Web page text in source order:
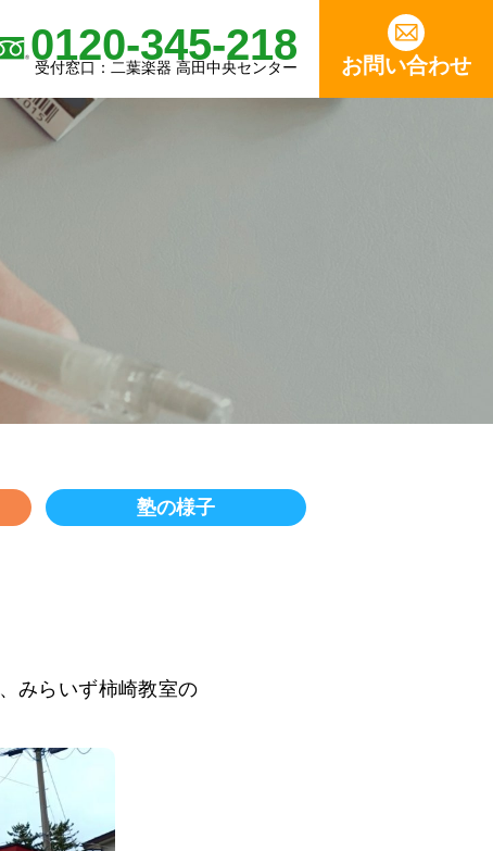
0120-345-218
受付窓口：二葉楽器 高田中央センター お問い合わせ
塾の様子
みらいず柿崎教室の